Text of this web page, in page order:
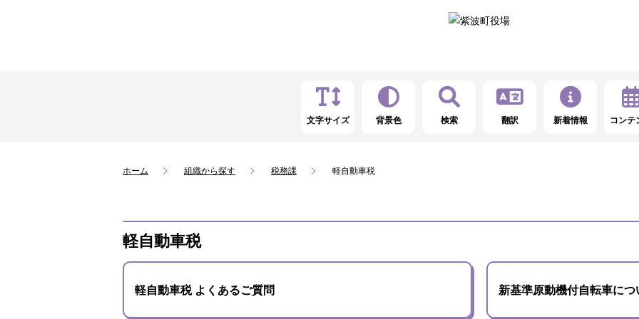
文字サイズ 背景色 検索 翻訳 新着情報 コンテ
ホーム 組織から探す 税務課 軽自動車税
軽自動車税
軽自動車税 よくあるご質問 新基準原動機付自転車につ